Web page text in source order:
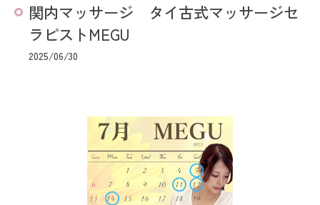
関内マッサージ タイ古式マッサージセ
ラピストMEGU
2025/06/30